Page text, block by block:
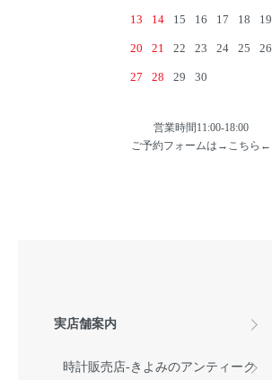
13 14 15 16 17 18 19
20 21 22 23 24 25 26
27 28 29 30
営業時間11:00-18:00
ご予約フォームは→ こちら ←
実店舗案内
時計販売店-きよみのアンティーク